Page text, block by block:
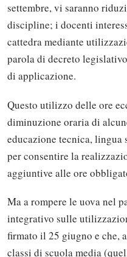
settembre, vi saranno
discipline; i docenti
cattedra mediante
parola di decreto
di applicazione.
Questo utilizzo delle ore
diminuzione oraria di
educazione tecnica, lingua
per consentire la
aggiuntive alle ore
Ma a rompere le uova nel
integrativo sulle
firmato il 25 giugno e che,
classi di scuola media